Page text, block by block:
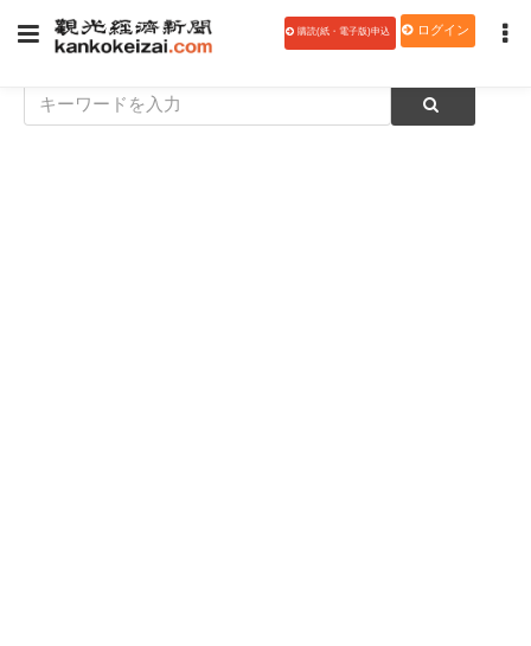
購読(紙・電子版)申込 ログイン